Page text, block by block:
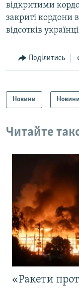
відкритими
закриті кордони
відсотків
Поділитись
Новини
Читайте
«Ракети